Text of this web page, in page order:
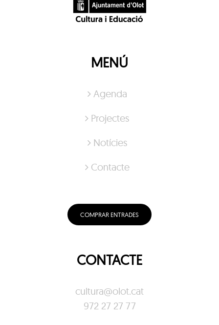
MENÚ
Agenda
Projectes
Notícies
Contacte
COMPRAR ENTRADES
CONTACTE
cultura@olot.cat
972 27 27 77